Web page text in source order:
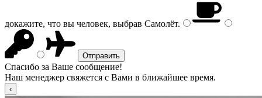
докажите, что вы человек, выбрав Самолёт.
Спасибо за Ваше сообщение!
Наш менеджер свяжется с Вами в ближайшее время.